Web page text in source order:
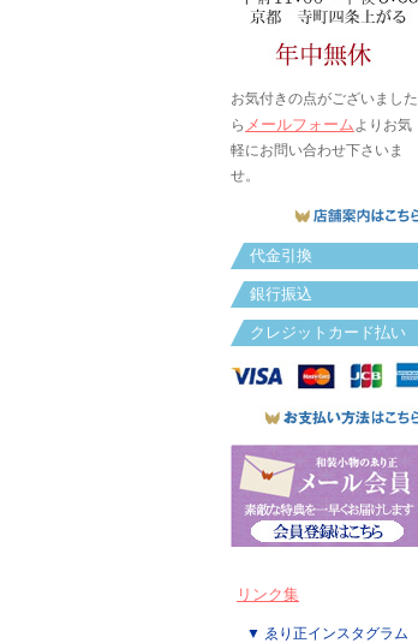
お気付きの点がございました
ら メールフォームよりお気
軽にお問い合わせ下さいま
せ。
代金引換
銀行振込
クレジットカード払い
リンク集
▼ ゑり正インスタグラム